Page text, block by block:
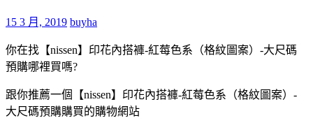
15 3 月, 2019 buyha
你在找【nissen】印花內搭褲-紅莓色系（格紋圖案）-大尺碼
預購哪裡買嗎?
跟你推薦一個【nissen】印花內搭褲-紅莓色系（格紋圖案）-
大尺碼預購購買的購物網站